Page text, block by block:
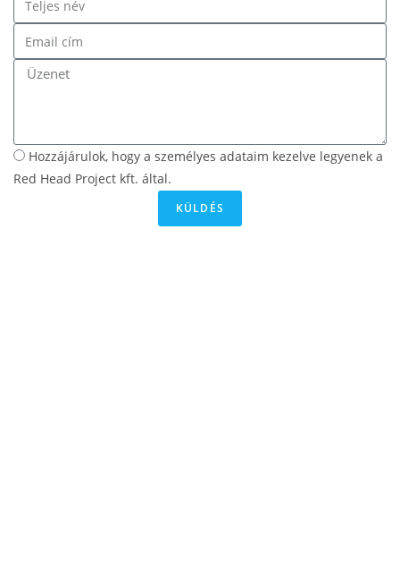
Hozzájárulok, hogy a személyes adataim kezelve legyenek a
Red Head Project kft. által.
KÜLDÉS